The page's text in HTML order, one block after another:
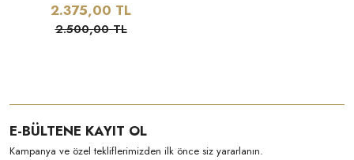
2.375,00 TL
2.500,00 TL
E-BÜLTENE KAYIT OL
Kampanya ve özel tekliflerimizden ilk önce siz yararlanın.